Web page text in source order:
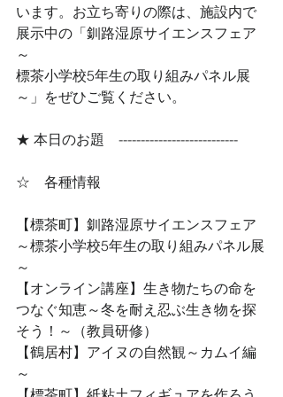
います。お立ち寄りの際は、施設内で
展示中の「釧路湿原サイエンスフェア
～
標茶小学校5年生の取り組みパネル展
～」をぜひご覧ください。
★ 本日のお題　---------------------------
☆　各種情報
【標茶町】釧路湿原サイエンスフェア
～標茶小学校5年生の取り組みパネル展
～
【オンライン講座】生き物たちの命を
つなぐ知恵～冬を耐え忍ぶ生き物を探
そう！～（教員研修）
【鶴居村】アイヌの自然観～カムイ編
～